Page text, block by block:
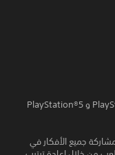
يتضمن The Pedestrian كلاً من إصداري PlayStation®4 و PlayStation®5
جميع الأفكار في